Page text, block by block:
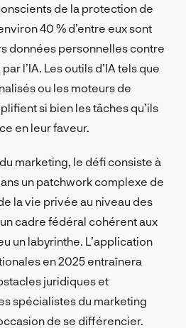
de la protection de
40 % d’entre eux sont
données personnelles contre
l’IA. Les outils d’IA tels que
ou les moteurs de
si bien les tâches qu’ils
en leur faveur.
marketing, le défi consiste à
un patchwork complexe de
la vie privée au niveau des
cadre fédéral cohérent aux
un labyrinthe. L’application
en 2025 entraînera
juridiques et
spécialistes du marketing
de se différencier.